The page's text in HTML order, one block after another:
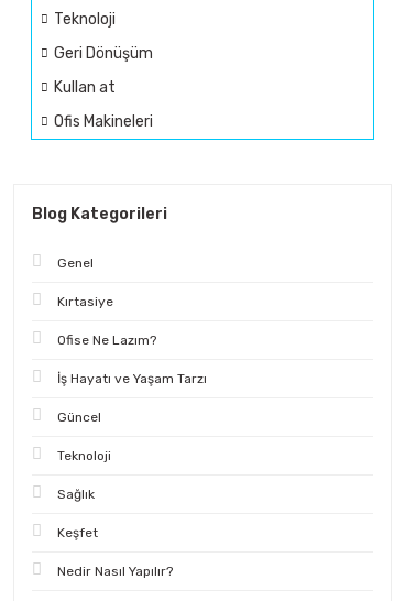
Teknoloji
Geri Dönüşüm
Kullan at
Ofis Makineleri
Blog Kategorileri
Genel
Kırtasiye
Ofise Ne Lazım?
İş Hayatı ve Yaşam Tarzı
Güncel
Teknoloji
Sağlık
Keşfet
Nedir Nasıl Yapılır?